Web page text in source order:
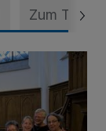
Zum Thema